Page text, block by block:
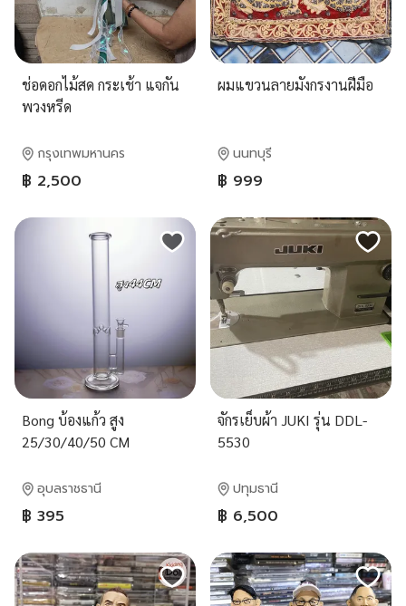
ช่อดอกไม้สด กระเช้า แจกัน
พวงหรีด
กรุงเทพมหานคร
฿ 2,500
ผมแขวนลายมังกรงานฝีมือ
นนทบุรี
฿ 999
Bong บ้องแก้ว สูง
25/30/40/50 CM
อุบลราชธานี
฿ 395
จักรเย็บผ้า JUKI รุ่น DDL-
5530
ปทุมธานี
฿ 6,500